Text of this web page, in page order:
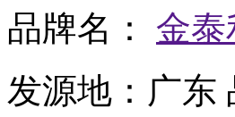
品牌名： 金泰
发源地： 广东